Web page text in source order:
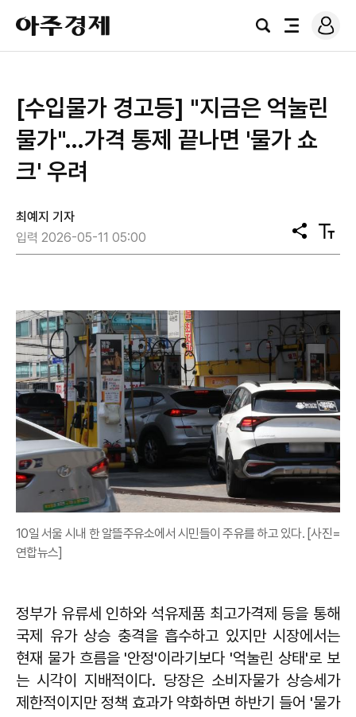
아
주
경
검
전
로
그
[수입물가 경고등] "지금은 억눌린
물가"…가격 통제 끝나면 '물가 쇼
크' 우려
최예지 기자
입력 2026-05-11 05:00
공
유
텍
스
10일 서울 시내 한 알뜰주유소에서 시민들이 주유를 하고 있다. [사진=
연합뉴스]
정부가 유류세 인하와 석유제품 최고가격제 등을 통해
국제 유가 상승 충격을 흡수하고 있지만 시장에서는
현재 물가 흐름을 '안정'이라기보다 '억눌린 상태'로 보
는 시각이 지배적이다. 당장은 소비자물가 상승세가
제한적이지만 정책 효과가 약화하면 하반기 들어 '물가